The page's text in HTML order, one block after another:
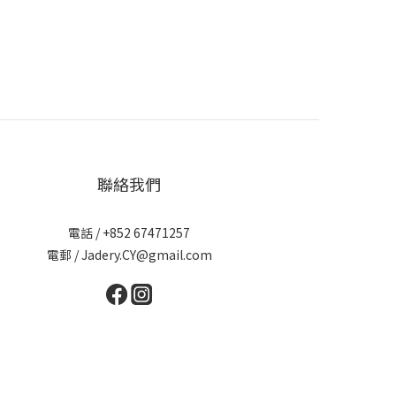
聯絡我們
電話 / +852 67471257
電郵 / Jadery.CY@gmail.com